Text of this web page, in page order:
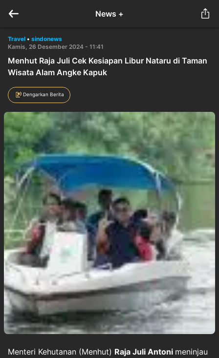
News +
Travel • sindonews
Kamis, 26 Desember 2024 - 11:41
Menhut Raja Juli Cek Kesiapan Libur Nataru di Taman
Wisata Alam Angke Kapuk
Dengarkan Berita
Menteri Kehutanan (Menhut) Raja Juli Antoni meninjau